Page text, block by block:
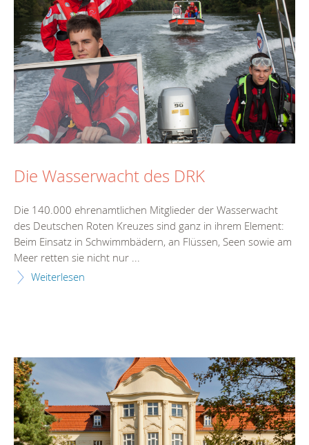
Die Wasserwacht des DRK
Die 140.000 ehrenamtlichen Mitglieder der Wasserwacht
des Deutschen Roten Kreuzes sind ganz in ihrem Element:
Beim Einsatz in Schwimmbädern, an Flüssen, Seen sowie am
Meer retten sie nicht nur ...
Weiterlesen